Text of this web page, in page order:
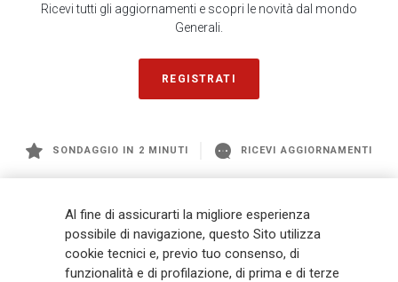
Ricevi tutti gli aggiornamenti e scopri le novità dal mondo
Generali.
REGISTRATI
SONDAGGIO IN 2 MINUTI RICEVI AGGIORNAMENTI
management a livello globale, con premi complessivi pari a € 98,1
miliardi e € 900 miliardi di AUM nel 2025. Fondato nel 1831, con oltre 88
mila dipendenti e 163 mila agenti che servono 75 milioni di clienti, il
Gruppo ha una posizione di leadership in Europa e una presenza
Al fine di assicurarti la migliore esperienza
possibile di navigazione, questo Sito utilizza
cookie tecnici e, previo tuo consenso, di
funzionalità e di profilazione, di prima e di terze